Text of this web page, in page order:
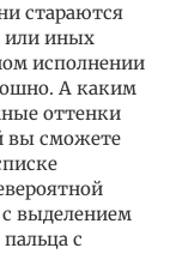
стараются
или иных
исполнении
А каким
оттенки
вы сможете
выделением
с